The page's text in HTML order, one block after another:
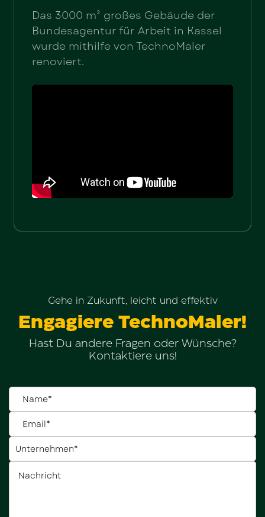
Das 3000 m² großes Gebäude der
Bundesagentur für Arbeit in Kassel
wurde mithilfe von TechnoMaler
renoviert.
Gehe in Zukunft, leicht und effektiv
Engagiere TechnoMaler!
Hast Du andere Fragen oder Wünsche?
Kontaktiere uns!